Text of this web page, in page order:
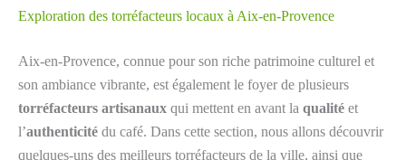
Exploration des torréfacteurs locaux à Aix-en-Provence
Aix-en-Provence, connue pour son riche patrimoine culturel et
son ambiance vibrante, est également le foyer de plusieurs
torréfacteurs artisanaux qui mettent en avant la qualité et
l’authenticité du café. Dans cette section, nous allons découvrir
quelques-uns des meilleurs torréfacteurs de la ville, ainsi que